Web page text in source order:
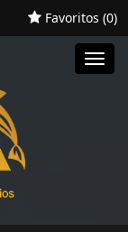
Favoritos (0)